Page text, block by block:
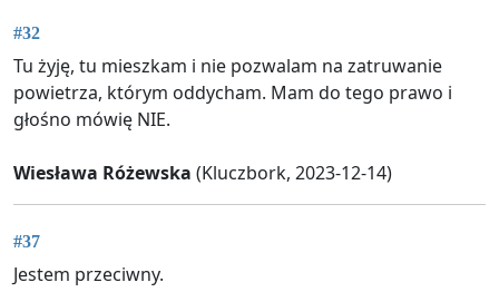
#32
Tu żyję, tu mieszkam i nie pozwalam na zatruwanie
powietrza, którym oddycham. Mam do tego prawo i
głośno mówię NIE.
Wiesława Różewska (Kluczbork, 2023-12-14)
#37
Jestem przeciwny.